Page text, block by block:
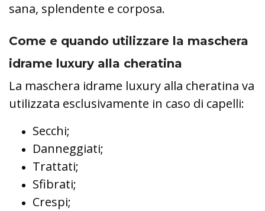
sana, splendente e corposa.
Come e quando utilizzare la maschera
idrame luxury alla cheratina
La maschera idrame luxury alla cheratina va
utilizzata esclusivamente in caso di capelli:
Secchi;
Danneggiati;
Trattati;
Sfibrati;
Crespi;